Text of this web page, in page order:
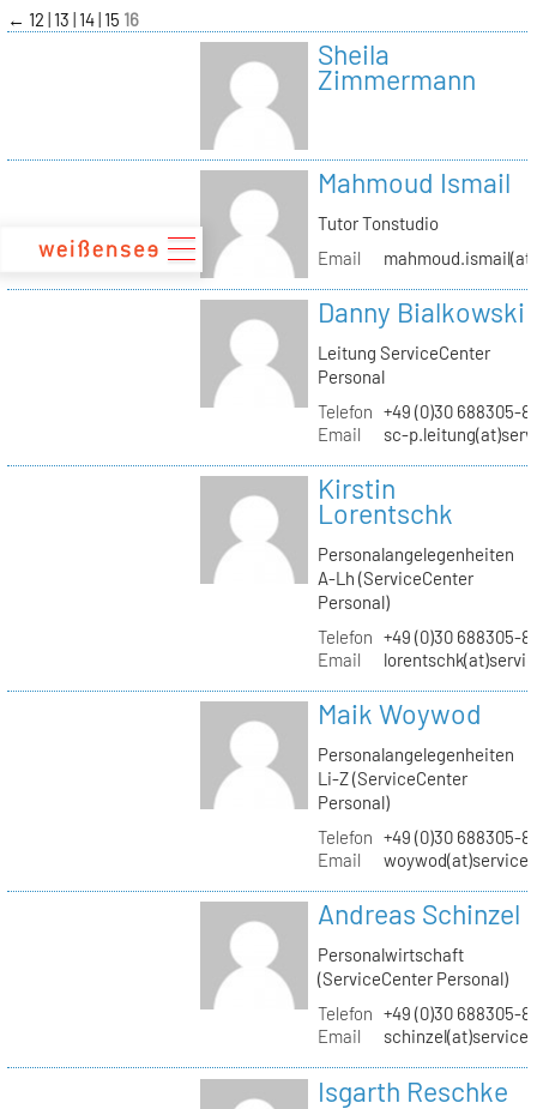
zum
Inhalt
← 12 13 14 15 16
Sheila
Zimmermann
Mahmoud Ismail
Tutor Tonstudio
Email
Danny Bialkowski
Leitung ServiceCenter
Personal
Telefon +49 (0)30 688305-
Email
sc-
Kirstin
Lorentschk
Personalangelegenheiten
A-Lh (ServiceCenter
Personal)
Telefon +49 (0)30 688305-
Email
Maik Woywod
Personalangelegenheiten
Li-Z (ServiceCenter
Personal)
Telefon +49 (0)30 688305-
Email
Andreas Schinzel
Personalwirtschaft
(ServiceCenter Personal)
Telefon +49 (0)30 688305-
Email
Isgarth Reschke